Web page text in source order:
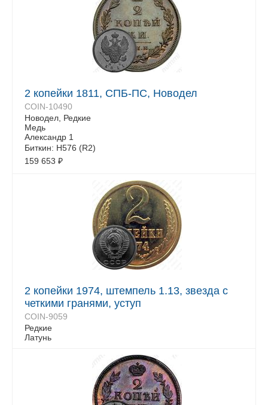
2 копейки 1811, СПБ-ПС, Новодел
COIN-10490
Новодел, Редкие
Медь
Александр 1
Биткин: H576 (R2)
159 653 ₽
2 копейки 1974, штемпель 1.13, звезда с
четкими гранями, уступ
COIN-9059
Редкие
Латунь